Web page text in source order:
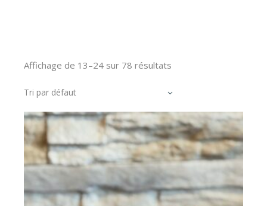
Affichage de 13–24 sur 78 résultats
Tri par défaut